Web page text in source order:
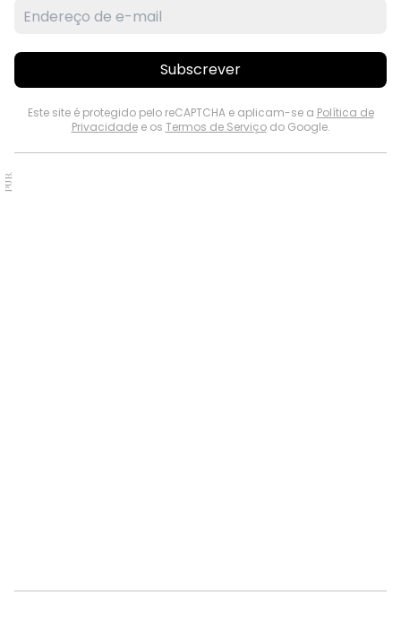
Subscrever
Este site é protegido pelo reCAPTCHA e aplicam-se a Política de
Privacidadee os Termos de Serviçodo Google.
PUB.